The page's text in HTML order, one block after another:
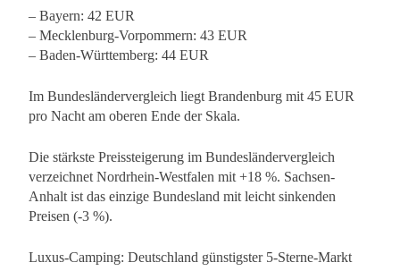
– Bayern: 42 EUR
– Mecklenburg-Vorpommern: 43 EUR
– Baden-Württemberg: 44 EUR
Im Bundesländervergleich liegt Brandenburg mit 45 EUR
pro Nacht am oberen Ende der Skala.
Die stärkste Preissteigerung im Bundesländervergleich
verzeichnet Nordrhein-Westfalen mit +18 %. Sachsen-
Anhalt ist das einzige Bundesland mit leicht sinkenden
Preisen (-3 %).
Luxus-Camping: Deutschland günstigster 5-Sterne-Markt